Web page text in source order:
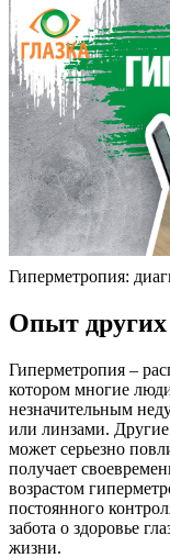
Гиперметропия:
Опыт
Гиперметропия –
котором многие
незначительным
или линзами.
может серьезно
получает
возрастом
постоянного
забота о здоровье
жизни.